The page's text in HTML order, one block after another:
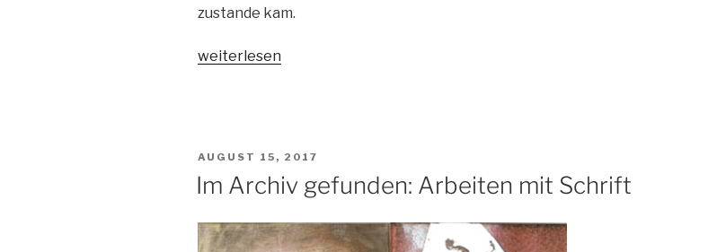
zustande kam.
„Der
weiterlesen
VERÖFFENTLICHT
AM
AUGUST 15, 2017
Im Archiv gefunden: Arbeiten mit Schrift